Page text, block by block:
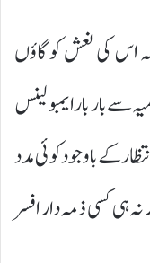
کی نعش کو گاؤں
سے بار بار ایمبولینس
کے باوجود کوئی مدد
نہ ہی کسی ذمہ دار افسر